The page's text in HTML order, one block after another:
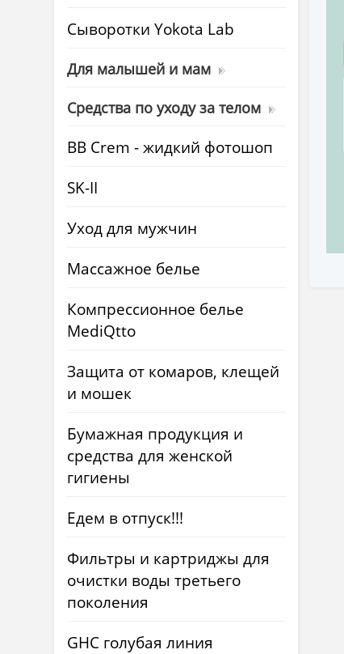
Cыворотки Yokota Lab
Для малышей и мам
Средства по уходу за телом
BB Crem - жидкий фотошоп
SK-II
Уход для мужчин
Массажное белье
Компрессионное белье
MediQtto
Защита от комаров, клещей
и мошек
Бумажная продукция и
средства для женской
гигиены
Едем в отпуск!!!
Фильтры и картриджы для
очистки воды третьего
поколения
GHC голубая линия